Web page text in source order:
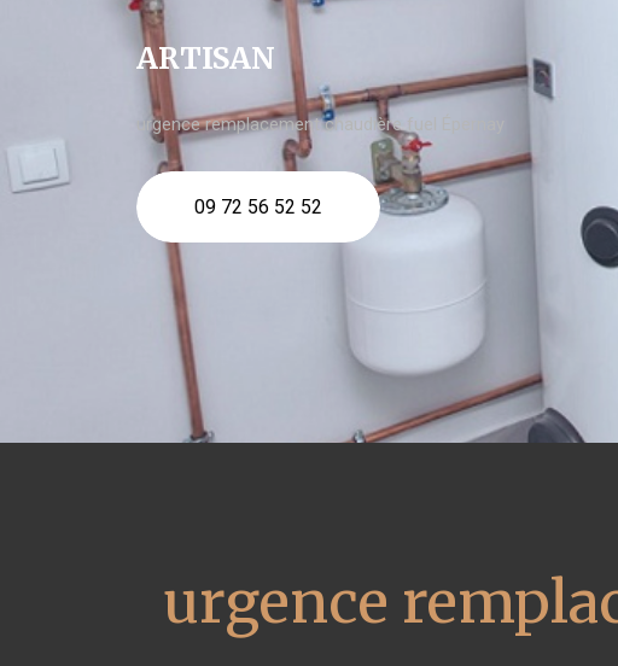
ARTISAN
urgence remplacement chaudière fuel Épernay
09 72 56 52 52
urgence